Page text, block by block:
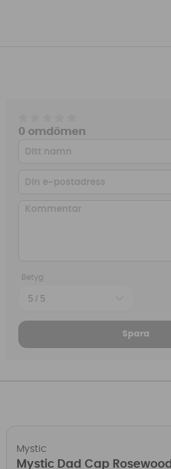
0 omdömen
Betyg
Spara
Mystic
Mystic Dad Cap Rosewood